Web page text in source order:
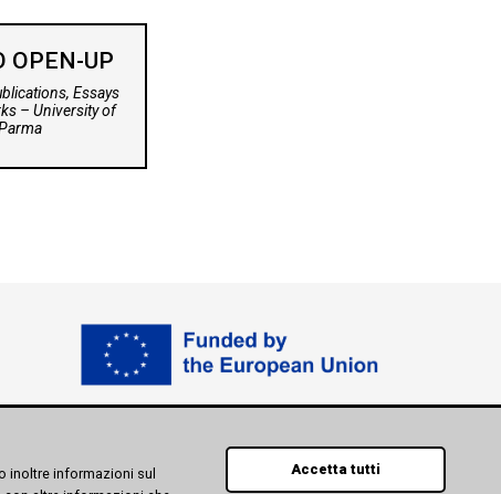
OPEN-UP
Essays
– University of
inoltre informazioni sul
Accetta tutti